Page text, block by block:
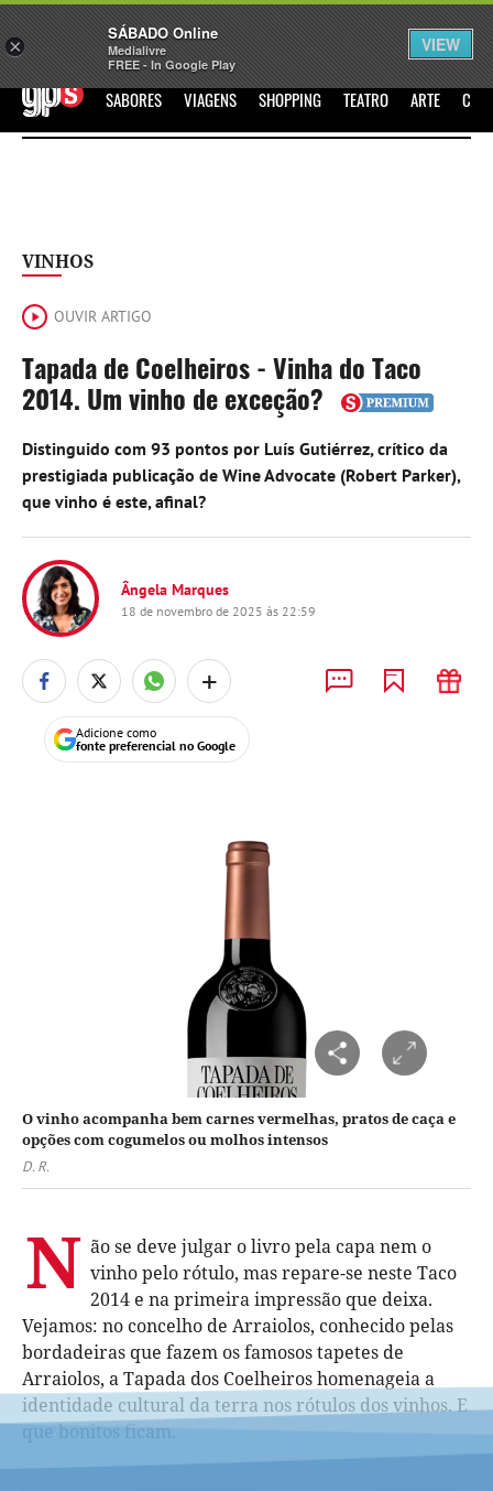
Sábado Assine Iniciar Sessão
GPS SABORES VIAGENS SHOPPING TEATRO ARTE
VINHOS
OUVIR ARTIGO
Tapada de Coelheiros - Vinha do Taco
2014. Um vinho de exceção?
Distinguido com 93 pontos por Luís Gutiérrez, crítico da
prestigiada publicação de Wine Advocate (Robert Parker),
que vinho é este, afinal?
Ângela Marques
18 de novembro de 2025 às 22:59
+
Adicione como
fonte preferencial no Google
O vinho acompanha bem carnes vermelhas, pratos de caça e
opções com cogumelos ou molhos intensos
D. R.
N ão se deve julgar o livro pela capa nem o
vinho pelo rótulo, mas repare-se neste Taco
2014 e na primeira impressão que deixa.
Vejamos: no concelho de Arraiolos, conhecido pelas
bordadeiras que fazem os famosos tapetes de
Arraiolos, a Tapada dos Coelheiros homenageia a
identidade cultural da terra nos rótulos dos vinhos. E
que bonitos ficam.
×
SÁBADO Online
Medialivre
FREE - In Google Play
VIEW